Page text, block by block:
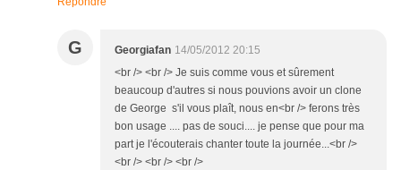
G Georgiafan 14/05/2012 20:15
<br /> <br /> Je suis comme vous et sûrement
beaucoup d'autres si nous pouvions avoir un clone
de George s'il vous plaît, nous en<br /> ferons très
bon usage .... pas de souci.... je pense que pour ma
part je l'écouterais chanter toute la journée...<br />
<br /> <br /> <br />